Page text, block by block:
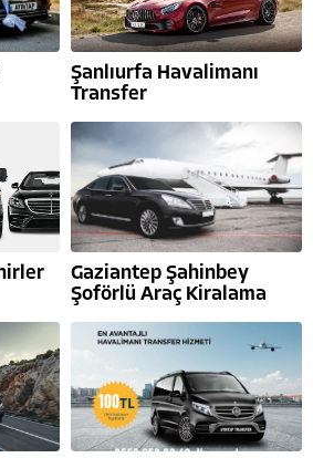
Şanlıurfa Havalimanı
Transfer
Gaziantep Şahinbey
Şoförlü Araç Kiralama